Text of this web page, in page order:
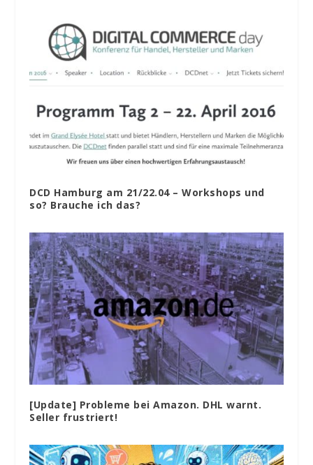
DCD Hamburg am 21/22.04 – Workshops und
so? Brauche ich das?
[Update] Probleme bei Amazon. DHL warnt.
Seller frustriert!